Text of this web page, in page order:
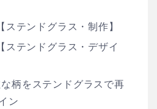
ステンドグラス・制作】
ステンドグラス・デザイ
柄をステンドグラスで再
ン